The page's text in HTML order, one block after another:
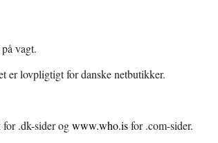
vagt.
er lovpligtigt for danske netbutikker.
for .dk-sider ogwww.who.isfor .com-sider.